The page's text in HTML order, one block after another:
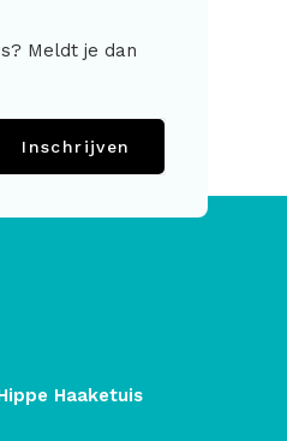
Meldt je dan
Inschrijven
Haaketuis